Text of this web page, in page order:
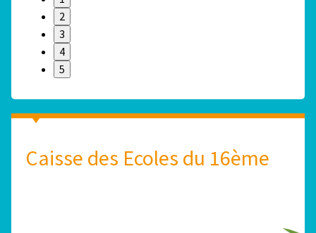
2
3
4
5
Caisse des Ecoles du 16ème